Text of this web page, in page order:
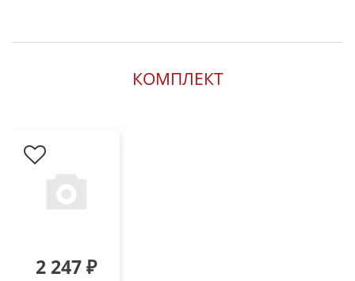
КОМПЛЕКТ
2 247 ₽